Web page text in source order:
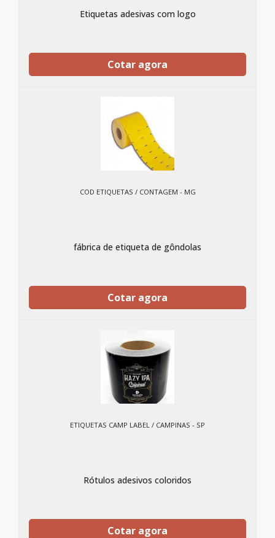
Etiquetas adesivas com logo
Cotar agora
COD ETIQUETAS / CONTAGEM - MG
fábrica de etiqueta de gôndolas
Cotar agora
ETIQUETAS CAMP LABEL / CAMPINAS - SP
Rótulos adesivos coloridos
Cotar agora